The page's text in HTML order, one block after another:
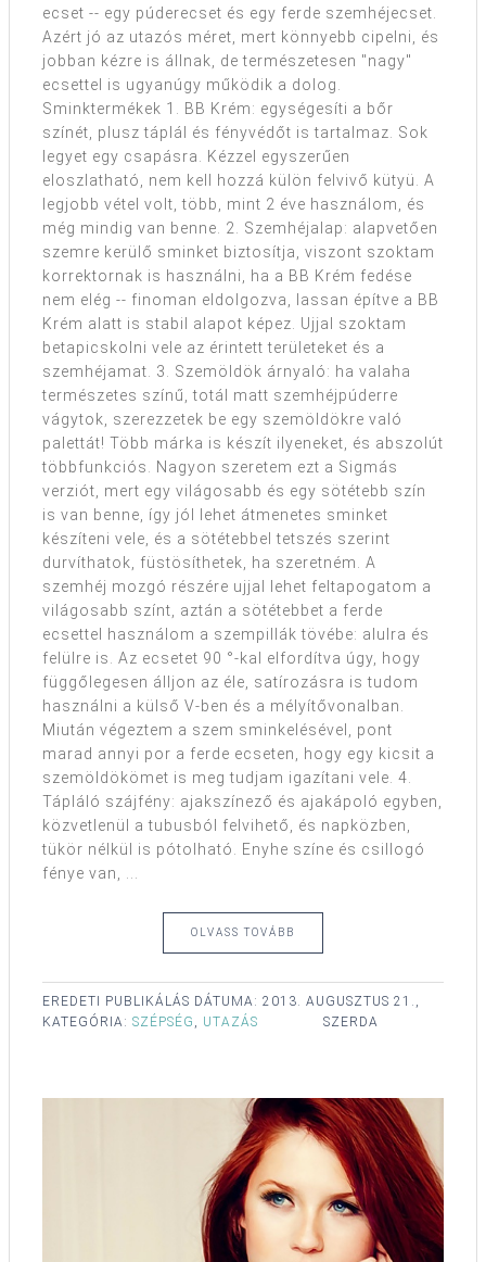
ecset -- egy púderecset és egy ferde szemhéjecset.
Azért jó az utazós méret, mert könnyebb cipelni, és
jobban kézre is állnak, de természetesen "nagy"
ecsettel is ugyanúgy működik a dolog.
Sminktermékek 1. BB Krém: egységesíti a bőr
színét, plusz táplál és fényvédőt is tartalmaz. Sok
legyet egy csapásra. Kézzel egyszerűen
eloszlatható, nem kell hozzá külön felvivő kütyü. A
legjobb vétel volt, több, mint 2 éve használom, és
még mindig van benne. 2. Szemhéjalap: alapvetően
szemre kerülő sminket biztosítja, viszont szoktam
korrektornak is használni, ha a BB Krém fedése
nem elég -- finoman eldolgozva, lassan építve a BB
Krém alatt is stabil alapot képez. Ujjal szoktam
betapicskolni vele az érintett területeket és a
szemhéjamat. 3. Szemöldök árnyaló: ha valaha
természetes színű, totál matt szemhéjpúderre
vágytok, szerezzetek be egy szemöldökre való
palettát! Több márka is készít ilyeneket, és abszolút
többfunkciós. Nagyon szeretem ezt a Sigmás
verziót, mert egy világosabb és egy sötétebb szín
is van benne, így jól lehet átmenetes sminket
készíteni vele, és a sötétebbel tetszés szerint
durvíthatok, füstösíthetek, ha szeretném. A
szemhéj mozgó részére ujjal lehet feltapogatom a
világosabb színt, aztán a sötétebbet a ferde
ecsettel használom a szempillák tövébe: alulra és
felülre is. Az ecsetet 90 °-kal elfordítva úgy, hogy
függőlegesen álljon az éle, satírozásra is tudom
használni a külső V-ben és a mélyítővonalban.
Miután végeztem a szem sminkelésével, pont
marad annyi por a ferde ecseten, hogy egy kicsit a
szemöldökömet is meg tudjam igazítani vele. 4.
Tápláló szájfény: ajakszínező és ajakápoló egyben,
közvetlenül a tubusból felvihető, és napközben,
tükör nélkül is pótolható. Enyhe színe és csillogó
fénye van, ...
OLVASS TOVÁBB
EREDETI PUBLIKÁLÁS DÁTUMA: 2013. AUGUSZTUS 21.,
SZERDA
KATEGÓRIA: SZÉPSÉG , UTAZÁS